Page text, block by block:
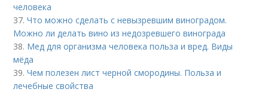
человека
37.Что можно сделать с невызревшим виноградом.
Можно ли делать вино из недозревшего винограда
38. Мед для организма человека польза и вред. Виды
мёда
39.Чем полезен лист черной смородины. Польза и
лечебные свойства